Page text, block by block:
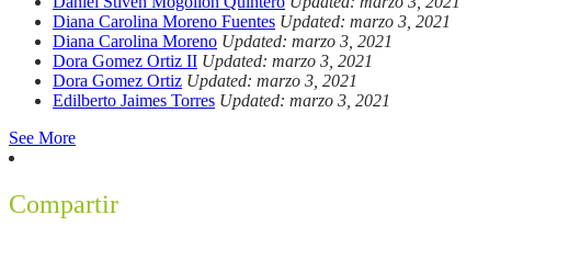
Diana Carolina Moreno Fuentes Updated: marzo 3, 2021
Diana Carolina Moreno Updated: marzo 3, 2021
Dora Gomez Ortiz II Updated: marzo 3, 2021
Dora Gomez Ortiz Updated: marzo 3, 2021
Edilberto Jaimes Torres Updated: marzo 3, 2021
See More
Compartir